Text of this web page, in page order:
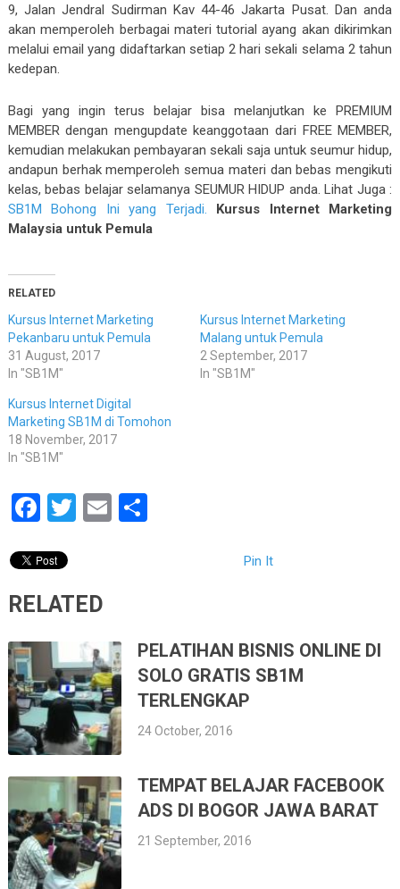
9, Jalan Jendral Sudirman Kav 44-46 Jakarta Pusat. Dan anda
akan memperoleh berbagai materi tutorial ayang akan dikirimkan
melalui email yang didaftarkan setiap 2 hari sekali selama 2 tahun
kedepan.
Bagi yang ingin terus belajar bisa melanjutkan ke PREMIUM
MEMBER dengan mengupdate keanggotaan dari FREE MEMBER,
kemudian melakukan pembayaran sekali saja untuk seumur hidup,
andapun berhak memperoleh semua materi dan bebas mengikuti
kelas, bebas belajar selamanya SEUMUR HIDUP anda. Lihat Juga :
SB1M Bohong Ini yang Terjadi.
Kursus Internet Marketing
Malaysia untuk Pemula
RELATED
Kursus Internet Marketing
Pekanbaru untuk Pemula
31 August, 2017
In "SB1M"
Kursus Internet Marketing
Malang untuk Pemula
2 September, 2017
In "SB1M"
Kursus Internet Digital
Marketing SB1M di Tomohon
18 November, 2017
In "SB1M"
Facebook
Twitter
EmailShare
Pin It
RELATED
PELATIHAN BISNIS ONLINE DI
SOLO GRATIS SB1M
TERLENGKAP
24 October, 2016
TEMPAT BELAJAR FACEBOOK
ADS DI BOGOR JAWA BARAT
21 September, 2016